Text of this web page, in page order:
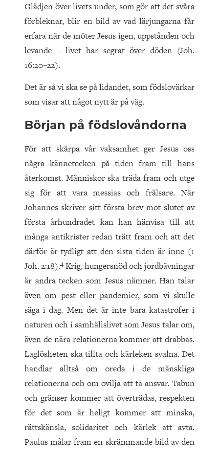
Glädjen över livets under, som gör att det svåra
förbleknar, blir en bild av vad lärjungarna får
erfara när de möter Jesus igen, uppstånden och
levande – livet har segrat över döden (Joh.
16:20–22).
Det är så vi ska se på lidandet, som födslovärkar
som visar att något nytt är på väg.
Början på födslovåndorna
För att skärpa vår vaksamhet ger Jesus oss
några kännetecken på tiden fram till hans
återkomst. Människor ska träda fram och utge
sig för att vara messias och frälsare. När
Johannes skriver sitt första brev mot slutet av
första århundradet kan han hänvisa till att
många antikrister redan trätt fram och att det
därför är tydligt att den sista tiden är inne (1
Joh. 2:18).4 Krig, hungersnöd och jordbävningar
är andra tecken som Jesus nämner. Han talar
även om pest eller pandemier, som vi skulle
säga i dag. Men det är inte bara katastrofer i
naturen och i samhällslivet som Jesus talar om,
även de nära relationerna kommer att drabbas.
Laglösheten ska tillta och kärleken svalna. Det
handlar alltså om oreda i de mänskliga
relationerna och om ovilja att ta ansvar. Tabun
och gränser kommer att överträdas, respekten
för det som är heligt kommer att minska,
rättskänsla, solidaritet och kärlek att avta.
Paulus målar fram en skrämmande bild av den